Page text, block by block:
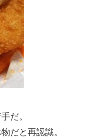
だ。
だと再認識。